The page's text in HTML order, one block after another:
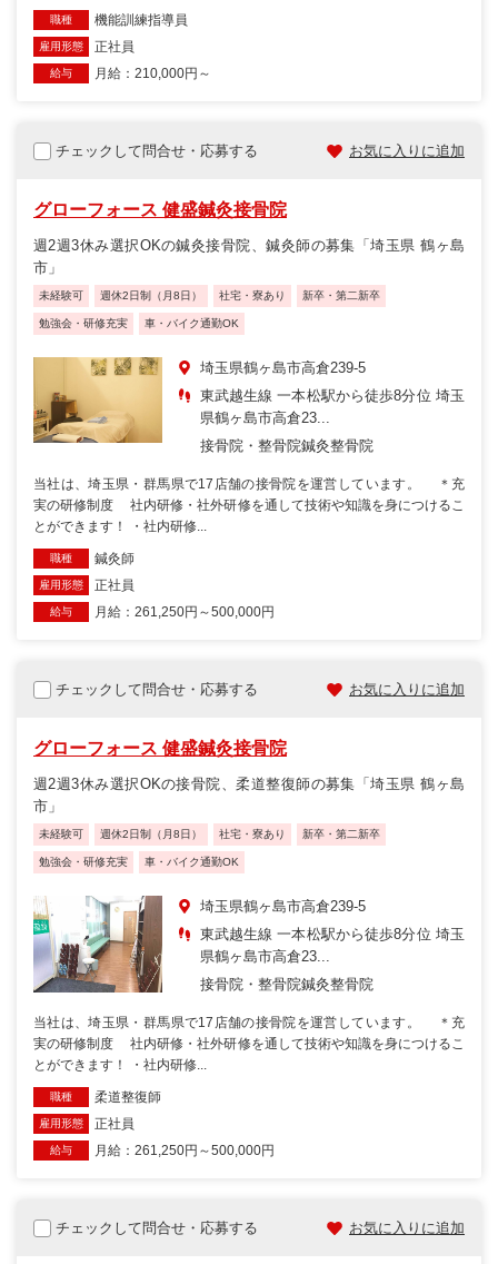
職種 機能訓練指導員
雇用形態 正社員
給与 月給：210,000円～
チェックして問合せ・応募する お気に入りに追加
グローフォース 健盛鍼灸接骨院
週2週3休み選択OKの鍼灸接骨院、鍼灸師の募集「埼玉県 鶴ヶ島
市」
未経験可 週休2日制（月8日） 社宅・寮あり 新卒・第二新卒
勉強会・研修充実 車・バイク通勤OK
埼玉県鶴ヶ島市高倉239-5
東武越生線 一本松駅から徒歩8分位 埼玉
県鶴ヶ島市高倉23...
接骨院・整骨院鍼灸整骨院
当社は、埼玉県・群馬県で17店舗の接骨院を運営しています。 ＊充
実の研修制度 社内研修・社外研修を通して技術や知識を身につけるこ
とができます！ ・社内研修...
職種 鍼灸師
雇用形態 正社員
給与 月給：261,250円～500,000円
チェックして問合せ・応募する お気に入りに追加
グローフォース 健盛鍼灸接骨院
週2週3休み選択OKの接骨院、柔道整復師の募集「埼玉県 鶴ヶ島
市」
未経験可 週休2日制（月8日） 社宅・寮あり 新卒・第二新卒
勉強会・研修充実 車・バイク通勤OK
埼玉県鶴ヶ島市高倉239-5
東武越生線 一本松駅から徒歩8分位 埼玉
県鶴ヶ島市高倉23...
接骨院・整骨院鍼灸整骨院
当社は、埼玉県・群馬県で17店舗の接骨院を運営しています。 ＊充
実の研修制度 社内研修・社外研修を通して技術や知識を身につけるこ
とができます！ ・社内研修...
職種 柔道整復師
雇用形態 正社員
給与 月給：261,250円～500,000円
チェックして問合せ・応募する お気に入りに追加